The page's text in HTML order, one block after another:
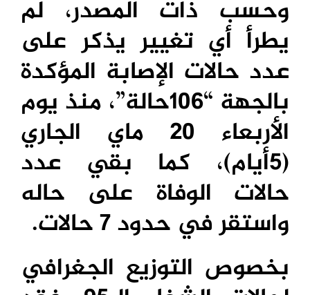
وحسب ذات المصدر، لم
يطرأ أي تغيير يذكر على
عدد حالات الإصابة المؤكدة
بالجهة “106حالة”، منذ يوم
الأربعاء 20 ماي الجاري
(5أيام)، كما بقي عدد
حالات الوفاة على حاله
واستقر في حدود 7 حالات.
بخصوص التوزيع الجغرافي